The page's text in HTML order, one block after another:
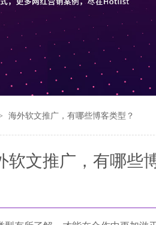
海外软文推广，有哪些博客类型？
软文推广，有哪些